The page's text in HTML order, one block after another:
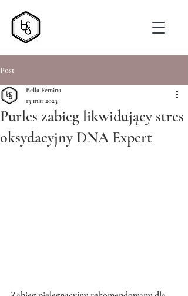
Post
Purles zabieg likwidujący stres
oksydacyjny DNA Expert
Bella Femina
13 mar 2023